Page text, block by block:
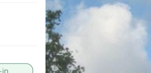
Impressum
Anmelden